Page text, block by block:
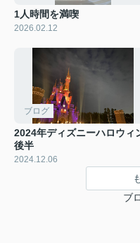
1人時間を満喫
2026.02.12
ブログ
2024年ディズニーハロウィ
後半
2024.12.06
ブ